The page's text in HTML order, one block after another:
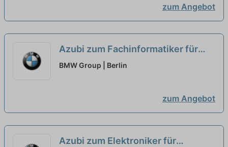
zum Angebot
Azubi zum Fachinformatiker für
Daten- und Prozessanalyse
BMW Group | Berlin
zum Angebot
Azubi zum Elektroniker für